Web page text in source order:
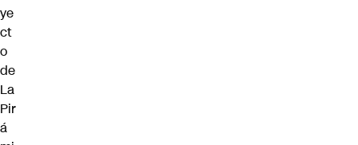
ye
ct
o
de
La
Pir
á